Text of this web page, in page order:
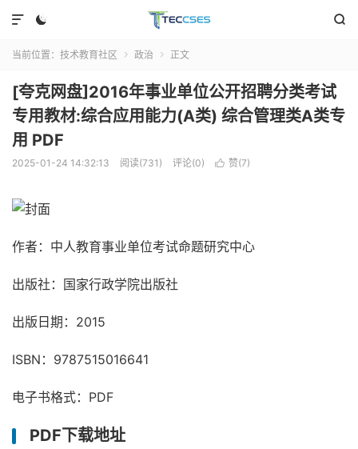
 

当前位置： 技术教育社区  政治  正文
[夸克网盘]2016年事业单位公开招聘分类考试
专用教材:综合应用能力(A类) 综合管理类A类专
用 PDF
2025-01-24 14:32:13 阅读(731) 评论(0)  赞(7)
作者：中人教育事业单位考试命题研究中心
出版社：国家行政学院出版社
出版日期：2015
ISBN：9787515016641
电子书格式：PDF
PDF下载地址